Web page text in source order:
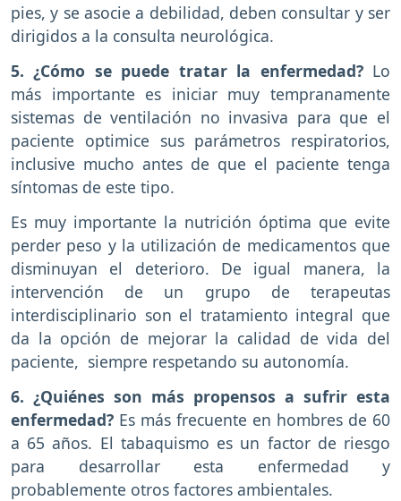
pies, y se asocie a debilidad, deben consultar y ser
dirigidos a la consulta neurológica.
5. ¿Cómo se puede tratar la enfermedad?Lo
más importante es iniciar muy tempranamente
sistemas de ventilación no invasiva para que el
paciente optimice sus parámetros respiratorios,
inclusive mucho antes de que el paciente tenga
síntomas de este tipo.
Es muy importante la nutrición óptima que evite
perder peso y la utilización de medicamentos que
disminuyan el deterioro. De igual manera, la
intervención de un grupo de terapeutas
interdisciplinario son el tratamiento integral que
da la opción de mejorar la calidad de vida del
paciente, siempre respetando su autonomía.
6. ¿Quiénes son más propensos a sufrir esta
enfermedad? Es más frecuente en hombres de 60
a 65 años. El tabaquismo es un factor de riesgo
para desarrollar esta enfermedad y
probablemente otros factores ambientales.